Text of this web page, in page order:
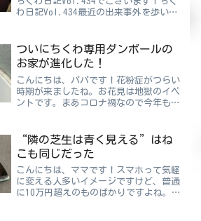
わ日記Vol.434最近の出来事外を歩いて
いないなら、もうあまり意味はないのか
なって思うけ...
ついにちくわ専用ダンボールの
お家が進化した！
こんにちは、パパです！花粉症がつらい
時期が来ましたね。お花見は地獄のイベ
ントです。まあコロナ禍なので今年もな
ていてもかわいいですね！「いない！ど
こ行った？」ママと2人で...
“隣の芝生は青く見える”はね
こも同じだった
こんにちは、ママです！スマホって気軽
に変える人多いイメージですけど、普通
に10万円超えのものばかりですよね。